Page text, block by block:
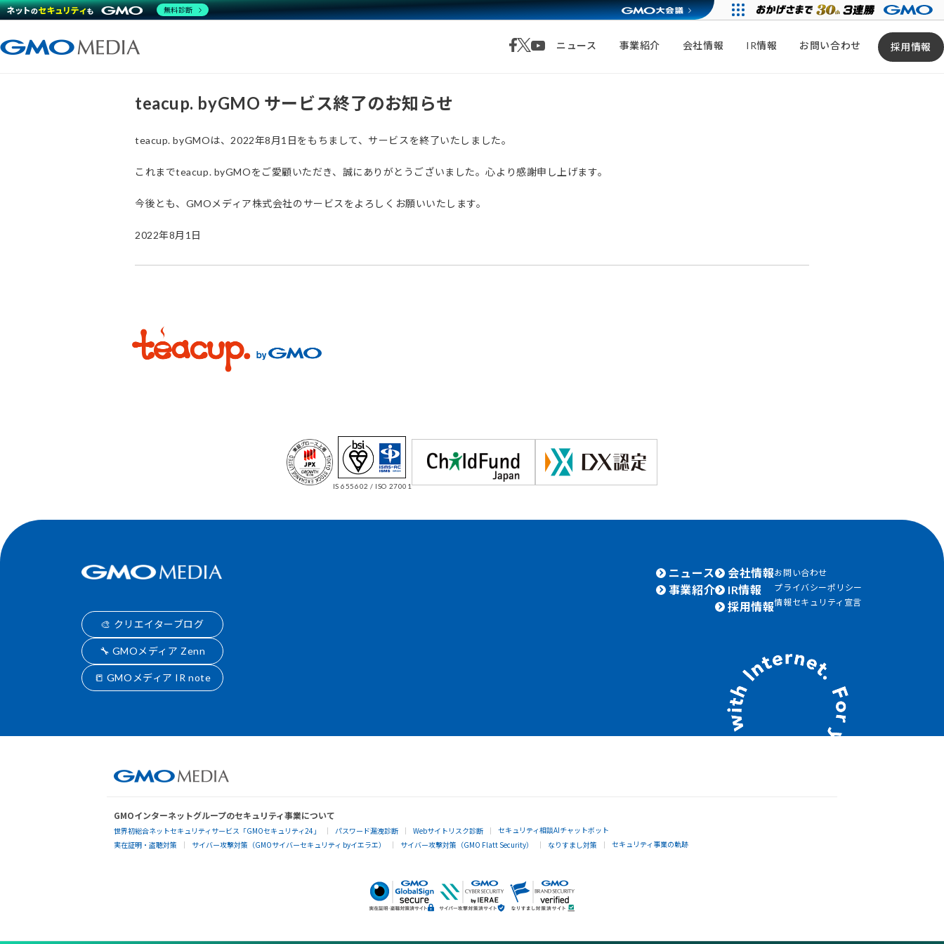
ニュース 事業紹介 会社情報 IR情報 お問い合わせ 採用情報
teacup. byGMO サービス終了のお知らせ
teacup. byGMOは、2022年8月1日をもちまして、サービスを終了いたしました。
これまでteacup. byGMOをご愛顧いただき、誠にありがとうございました。心より感謝申し上げます。
今後とも、GMOメディア株式会社のサービスをよろしくお願いいたします。
2022年8月1日
IS 655602 / ISO 27001
🎨 クリエイターブログ
🔧 GMOメディア Zenn
📒 GMOメディア IR note
ニュース
事業紹介
会社情報
IR情報
採用情報
お問い合わせ
プライバシーポリシー
情報セキュリティ宣言
GMOインターネットグループのセキュリティ事業について
世界初総合ネットセキュリティサービス「GMOセキュリティ24」 パスワード漏洩診断 Webサイトリスク診断
セキュリティ相談AIチャットボット
実在証明・盗聴対策
サイバー攻撃対策（GMOサイバーセキュリティ byイエラエ） サイバー攻撃対策（GMO Flatt Security） なりすまし対策 セキュリティ事業の軌跡
無料診断